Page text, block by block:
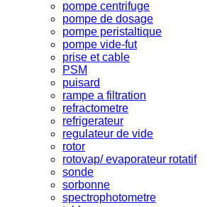
pompe centrifuge
pompe de dosage
pompe peristaltique
pompe vide-fut
prise et cable
PSM
puisard
rampe a filtration
refractometre
refrigerateur
regulateur de vide
rotor
rotovap/ evaporateur rotatif
sonde
sorbonne
spectrophotometre